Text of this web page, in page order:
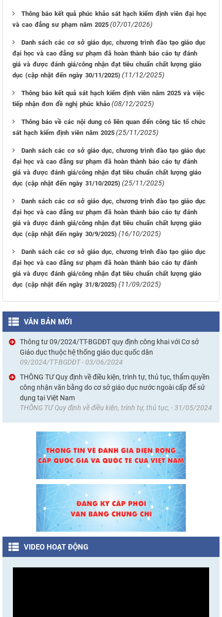
Thông báo kết quả phúc khảo sát hạch kiểm định viên đại học
và cao đẳng sư phạm năm 2025 (07/01/2026)
Danh sách các cơ sở giáo dục, chương trình đào tạo giáo dục
đại học và cao đẳng sư phạm đã hoàn thành báo cáo tự đánh
giá và được đánh giá/công nhận đạt tiêu chuẩn chất lượng giáo
dục (cập nhật đến ngày 30/11/2025) (11/12/2025)
Thông báo kết quả sát hạch kiểm định viên năm 2025 và việc
tiếp nhận đơn đề nghị phúc khảo (08/12/2025)
Thông báo về các nội dung có liên quan đến công tác tổ chức
sát hạch kiểm định viên năm 2025 (25/11/2025)
Danh sách các cơ sở giáo dục, chương trình đào tạo giáo dục
đại học và cao đẳng sư phạm đã hoàn thành báo cáo tự đánh
giá và được đánh giá/công nhận đạt tiêu chuẩn chất lượng giáo
dục (cập nhật đến ngày 31/10/2025) (25/11/2025)
Danh sách các cơ sở giáo dục, chương trình đào tạo giáo dục
đại học và cao đẳng sư phạm đã hoàn thành báo cáo tự đánh
giá và được đánh giá/công nhận đạt tiêu chuẩn chất lượng giáo
dục (cập nhật đến ngày 30/9/2025) (16/10/2025)
Danh sách các cơ sở giáo dục, chương trình đào tạo giáo dục
đại học và cao đẳng sư phạm đã hoàn thành báo cáo tự đánh
giá và được đánh giá/công nhận đạt tiêu chuẩn chất lượng giáo
dục (cập nhật đến ngày 31/8/2025) (11/09/2025)
VĂN BẢN MỚI
Thông tư 09/2024/TT-BGDĐT quy định công khai với Cơ sở
Giáo dục thuộc hệ thống giáo dục quốc dân
09/2024/TT-BGDĐT - 03/06/2024
THÔNG TƯ Quy định về điều kiện, trình tự, thủ tục, thẩm quyền
công nhận văn bằng do cơ sở giáo dục nước ngoài cấp để sử
dụng tại Việt Nam
THÔNG TƯ Quy định về điều kiện, trình tự, thủ tục, - 31/05/2024
VIDEO HOẠT ĐỘNG